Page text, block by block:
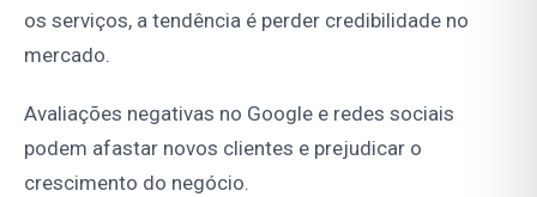
os serviços, a tendência é perder credibilidade no
mercado.
Avaliações negativas no Google e redes sociais
podem afastar novos clientes e prejudicar o
crescimento do negócio.